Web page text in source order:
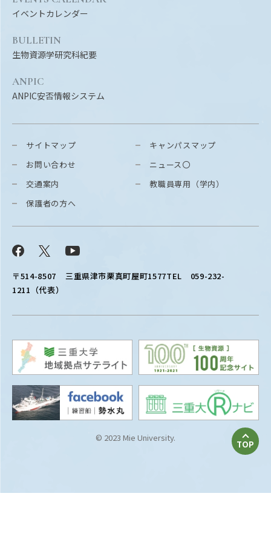
〒514-8507 三重県津市栗真町屋町1577TEL 059-232-
1211（代表）
サイトマップ
お問い合わせ
交通案内
保護者の方へ
Facebook
キャンパスマップ
ニュース〇
教職員専用（学内）
イベントカレンダー
BULLETIN
生物資源学研究科紀要
ANPIC
ANPIC安否情報システム
© 2023 Mie University.
TOP